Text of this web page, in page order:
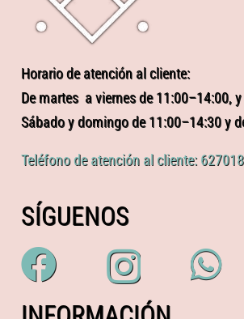
Horario de atención al cliente:
De martes a viernes de 11:00–14:00,
Sábado y domingo de 11:00–14:30 y
Teléfono de atención al cliente:
SÍGUENOS